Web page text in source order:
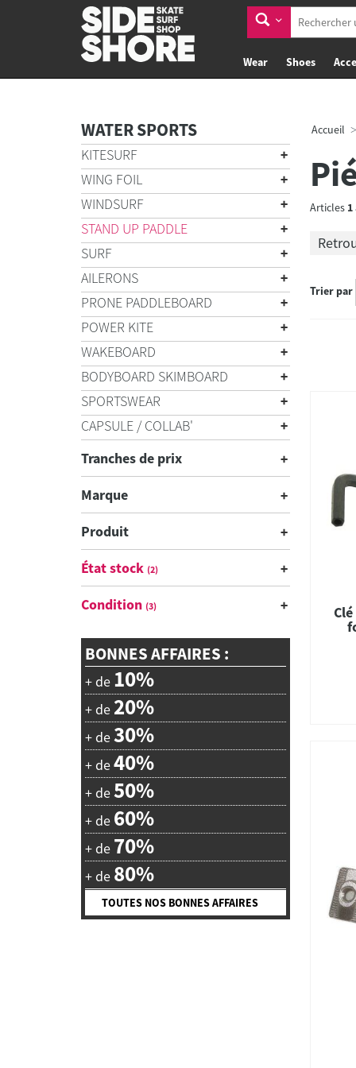
Wear Shoes
WATER SPORTS
KITESURF
WING FOIL
WINDSURF
STAND UP PADDLE
SURF
AILERONS
PRONE PADDLEBOARD
POWER KITE
WAKEBOARD
BODYBOARD SKIMBOARD
SPORTSWEAR
CAPSULE / COLLAB'
Tranches de prix
Marque
Produit
État stock (2)
Condition (3)
BONNES AFFAIRES :
+ de 10%
+ de 20%
+ de30%
+ de40%
+ de50%
+ de 60%
+ de 70%
+ de 80%
TOUTES NOS BONNES AFFAIRES
Accueil
Articles 1
Trier par